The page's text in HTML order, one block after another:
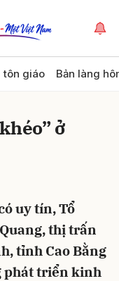
tôn giáo Bản làng
ở
uy tín, Tổ
thị trấn
tỉnh Cao Bằng
phát triển kinh
Hủy